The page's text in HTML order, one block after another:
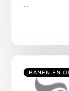
...
BANEN EN